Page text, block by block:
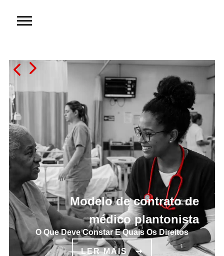
Modelo de contrato de
médico plantonista
O Que Deve Constar E Quais Os Direitos
LER MAIS